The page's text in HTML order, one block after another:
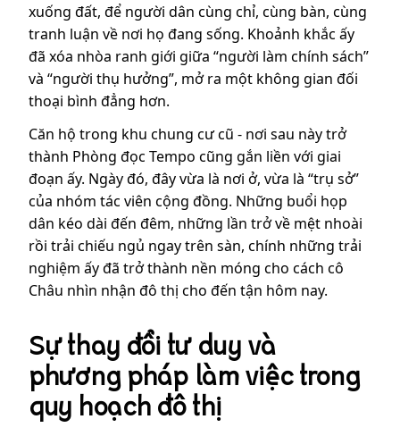
xuống đất, để người dân cùng chỉ, cùng bàn, cùng
tranh luận về nơi họ đang sống. Khoảnh khắc ấy
đã xóa nhòa ranh giới giữa “người làm chính sách”
và “người thụ hưởng”, mở ra một không gian đối
thoại bình đẳng hơn.
Căn hộ trong khu chung cư cũ - nơi sau này trở
thành Phòng đọc Tempo cũng gắn liền với giai
đoạn ấy. Ngày đó, đây vừa là nơi ở, vừa là “trụ sở”
của nhóm tác viên cộng đồng. Những buổi họp
dân kéo dài đến đêm, những lần trở về mệt nhoài
rồi trải chiếu ngủ ngay trên sàn, chính những trải
nghiệm ấy đã trở thành nền móng cho cách cô
Châu nhìn nhận đô thị cho đến tận hôm nay.
Sự thay đổi tư duy và
phương pháp làm việc trong
quy hoạch đô thị